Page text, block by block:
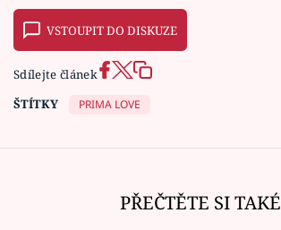
VSTOUPIT DO DISKUZE
Sdílejte článek
ŠTÍTKY
PRIMA LOVE
PŘEČTĚTE SI TAKÉ